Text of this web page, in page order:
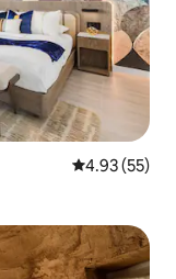
Calificación
4.93 (55)